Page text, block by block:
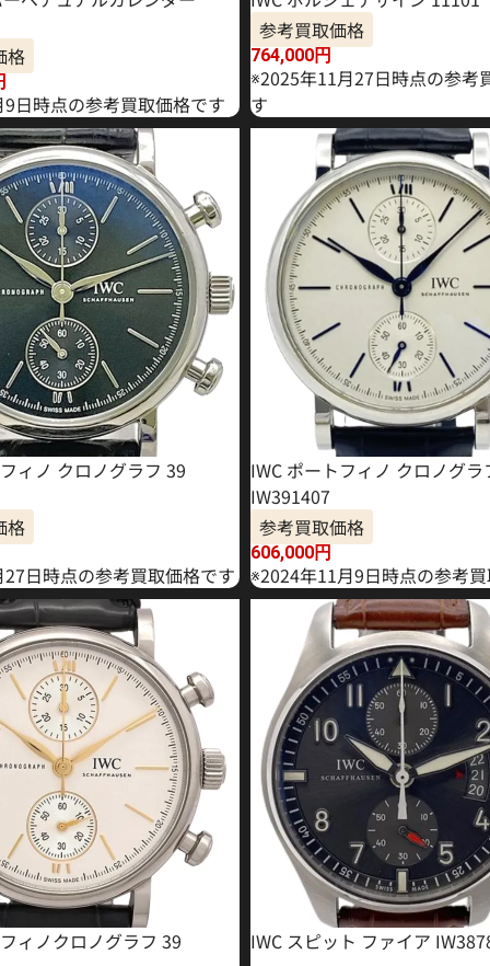
格
日時点の参考買取価格です
参考買取価格
764,000円
※2025年11月27日時点の参考
す
ィノ クロノグラフ 39
格
日時点の参考買取価格です
IWC ポートフィノ クロノグラ
IW391407
参考買取価格
606,000円
※2024年11月9日時点の参考
ィノクロノグラフ 39 IWC スピット ファイア